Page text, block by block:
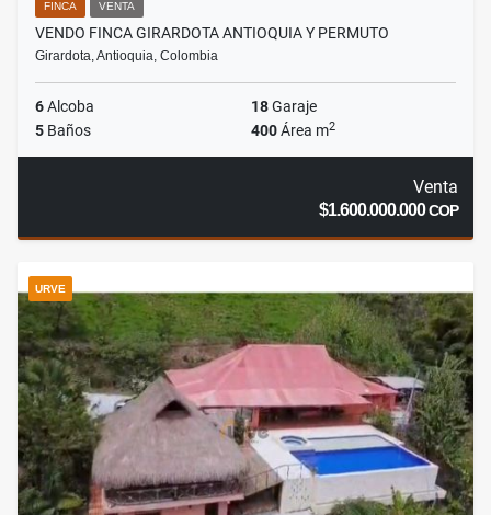
FINCA VENTA
VENDO FINCA GIRARDOTA ANTIOQUIA Y PERMUTO
Girardota, Antioquia, Colombia
6Alcoba 18Garaje
5 Baños 400Área m2
Venta
$1.600.000.000COP
URVE